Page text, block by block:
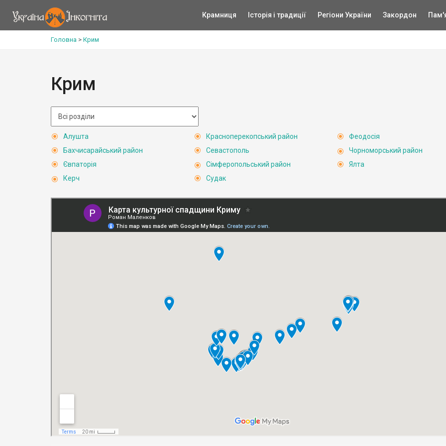
Крамниця Історія і традиції Регіони України Закордон
Головна > Крим
Крим
Алушта
Бахчисарайський район
Євпаторія
Керч
Красноперекопський район
Севастополь
Сімферопольський район
Судак
Феодосія
Чорноморський район
Ялта